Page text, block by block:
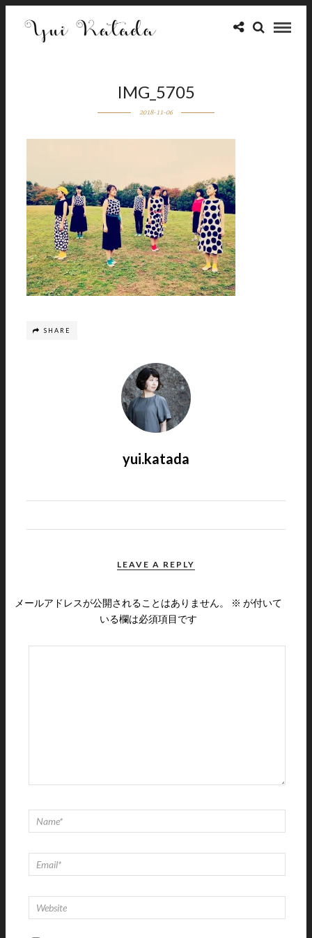
IMG_5705
2018-11-06
SHARE
yui.katada
LEAVE A REPLY
メールアドレスが公開されることはありません。 ※ が付いて
いる欄は必須項目です